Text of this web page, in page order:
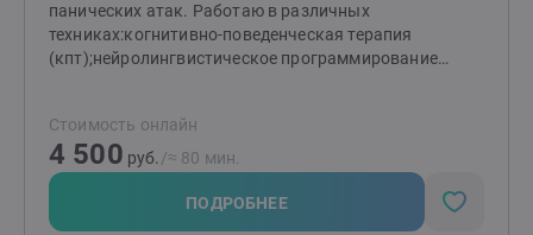
панических атак. Работаю в различных
техниках:когнитивно-поведенческая терапия
(кпт);нейролингвистическое программирование
терапия, нейрографические техники;телесно-
ориентированная практика;гештальт терапия.
Регулярно повышаю качество своего образования и
квалификацию; постоянно совершенствую знания и
навыки; много учусь и с удовольствием работаю.
Стоимость онлайн
4 500 руб. /≈ 80 мин.
ПОДРОБНЕЕ